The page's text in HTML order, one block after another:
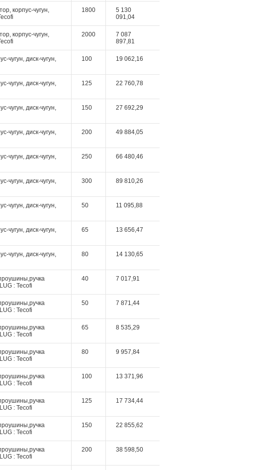
корпус-чугун,
1800
5 130
091,04
корпус-чугун,
2000
7 087
897,81
чугун, диск-чугун,
100 19 062,16
чугун, диск-чугун,
125 22 760,78
чугун, диск-чугун,
150 27 692,29
чугун, диск-чугун,
200 49 884,05
чугун, диск-чугун,
250 66 480,46
чугун, диск-чугун,
300 89 810,26
чугун, диск-чугун,
50 11 095,88
чугун, диск-чугун,
65 13 656,47
чугун, диск-чугун,
80 14 130,65
: Tecofi
40 7 017,91
: Tecofi
50 7 871,44
: Tecofi
65 8 535,29
: Tecofi
80 9 957,84
: Tecofi
100 13 371,96
: Tecofi
125 17 734,44
: Tecofi
150 22 855,62
: Tecofi
200 38 598,50